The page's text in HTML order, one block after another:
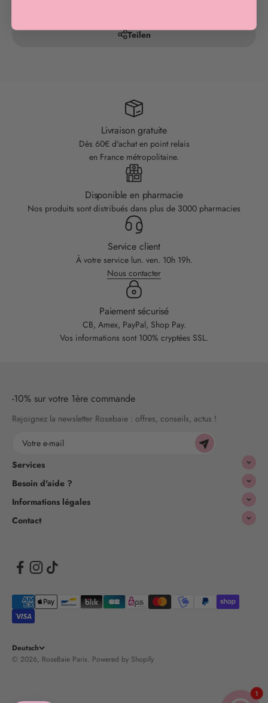
Teilen
Livraison gratuite
Dès 60€ d'achat en point relais
en France métropolitaine.
Disponible en pharmacie
Nos produits sont distribués dans plus de 3000 pharmacies
Service client
À votre service lun. ven. 10h 19h.
Nous contacter
Paiement sécurisé
CB, Amex, PayPal, Shop Pay.
Vos informations sont 100% cryptées SSL.
-10% sur votre 1ère commande
Rejoignez la newsletter Rosebaie : offres, conseils, actus !
Services
Besoin d'aide ?
Informations légales
Contact
© 2026, RoseBaie Paris. Powered by Shopify
Deutsch
1